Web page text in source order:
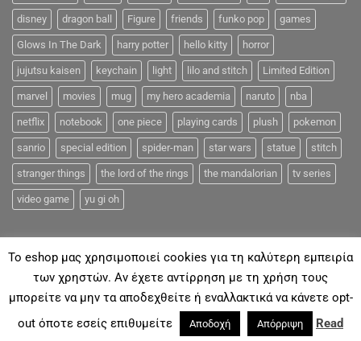
disney dragon ball Figure friends funko pop games
Glows In The Dark harry potter hello kitty horror
jujutsu kaisen keychain light lilo and stitch Limited Edition
marvel movies mug my hero academia naruto nba
netflix notebook one piece playing cards plush pokemon
sanrio special edition spider-man star wars statue stitch
stranger things the lord of the rings the mandalorian tv series
video game yu gi oh
ΓΙΑ ΕΜΆΣ ΑΠΟΣΤΟΛΈΣ & ΠΛΗΡΩΜΈΣ ΕΠΙΚΟΙΝΩΝΊΑ FAQ
Με την επιφύλαξη παντός νομίμου Δικαιώματος 2018©
To eshop μας χρησιμοποιεί cookies για τη καλύτερη εμπειρία
των χρηστών. Αν έχετε αντίρρηση με τη χρήση τους
μπορείτε να μην τα αποδεχθείτε ή εναλλακτικά να κάνετε opt-
out όποτε εσείς επιθυμείτε
Αποδοχή Απόρριψη
Read